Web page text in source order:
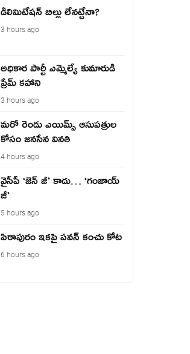
డీలిమిటేషన్ బిల్లు లేన‌ట్టేనా?
3 hours ago
అధికార పార్టీ ఎమ్మెల్యే కుమారుడి
ప్రేమ్ కహాని
3 hours ago
మరో రెండు ఎయిమ్స్ ఆసుపత్రుల
కోసం జనసేన వినతి
4 hours ago
వైసీపీ ‘జెన్ జీ’ కాదు… ‘గంజాయ్
జీ’
5 hours ago
పిఠాపురం ఇకపై పవన్ కంచు కోట
6 hours ago